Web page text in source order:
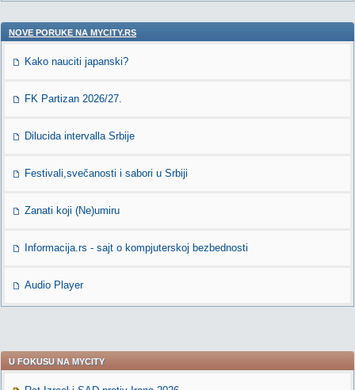
NOVE PORUKE NA MYCITY.RS
Kako nauciti japanski?
FK Partizan 2026/27.
Dilucida intervalla Srbije
Festivali,svečanosti i sabori u Srbiji
Zanati koji (Ne)umiru
Informacija.rs - sajt o kompjuterskoj bezbednosti
Audio Player
U FOKUSU NA MYCITY